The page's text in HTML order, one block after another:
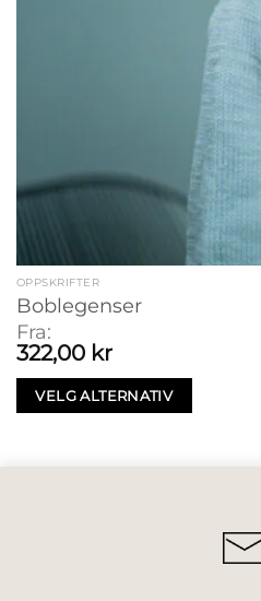
OPPSKRIFTER
Boblegenser
Fra:
322,00 kr
VELG ALTERNATIV